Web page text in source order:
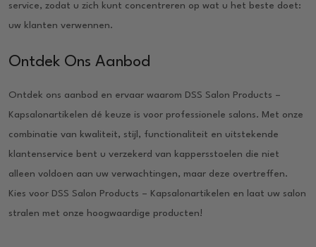
service, zodat u zich kunt concentreren op wat u het beste doet:
uw klanten verwennen.
Ontdek Ons Aanbod
Ontdek ons aanbod en ervaar waarom DSS Salon Products –
Kapsalonartikelen dé keuze is voor professionele salons. Met onze
combinatie van kwaliteit, stijl, functionaliteit en uitstekende
klantenservice bent u verzekerd van kappersstoelen die niet
alleen voldoen aan uw verwachtingen, maar deze overtreffen.
Kies voor DSS Salon Products – Kapsalonartikelen en laat uw salon
stralen met onze hoogwaardige producten!